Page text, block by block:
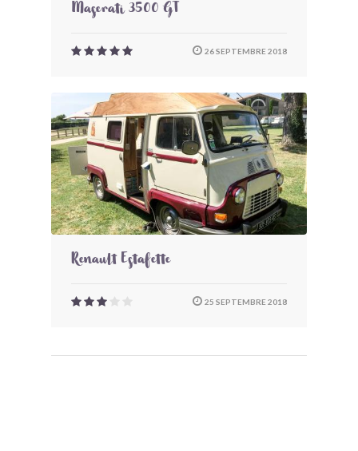
Maserati 3500 GT
26 SEPTEMBRE 2018
Renault Estafette
25 SEPTEMBRE 2018